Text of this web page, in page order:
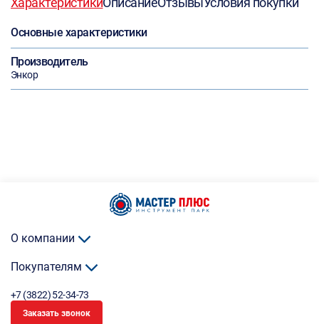
Основные характеристики
Производитель
Энкор
О компании
Покупателям
+7 (3822) 52-34-73
Заказать звонок